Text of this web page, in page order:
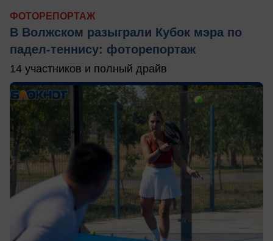
ФОТОРЕПОРТАЖ
В Волжском разыграли Кубок мэра по
падел-теннису: фоторепортаж
14 участников и полный драйв